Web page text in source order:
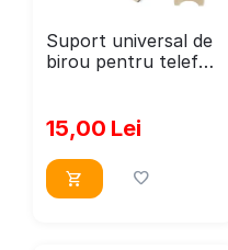
Suport universal de
birou pentru telefon
dimensiune 20x12
cm
15,00 Lei